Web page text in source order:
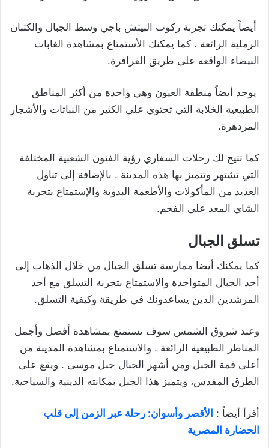
أيضاً يمكنك تجربة ركوب البيتش باجي وسط الجبال والكثبان
الرملية الرائعة . كما يمكنك الأستمتاع بمشاهدة الغابات
البيضاء الواقعه على طريق الفرافرة.
يوجد أيضاً منطقة العيون وهي واحدة من أكثر المناطق
الطبيعية الخلابة التي تحتوي على الكثير من النباتات والأشجار
المزدهرة.
كما تتيح لك رحلات السفاري رؤية الفنون الشعبية المختلفة
التي تشتهر وتتميز بها هذه المدينة . بالإضافة إلى تناول
العديد من المأكولات والأطعمة البدوية والإستمتاع بتجربة
الشاي المعد على الفحم.
تسلق الجبال
كما يمكنك أيضا ممارسة تسلق الجبال من خلال الذهاب إلى
أحد الجبال المتواجدة والاستمتاع بتجربة التسلق مع أحد
المرشدين الذين يساعدونك في طريقة وكيفية التسلق.
وعند شروق الشمس سوف تستمتع بمشاهدة أفضل وأجمل
المناظر الطبيعية الرائعة . والاستمتاع بمشاهدة المدينة من
أعلى قمة الجبل ومن أشهر الجبال جبل موسى . ويقع على
الطرق المقدس، ويتميز هذا الجبل بمكانته الدينية والسياحية.
أقرأ أيضاً : الأقصر وأسوان: رحلة عبر الزمن إلى قلب
الحضارة المصرية